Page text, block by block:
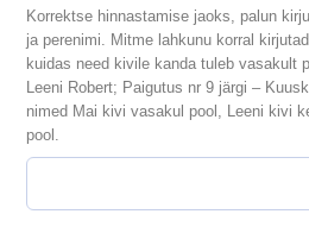
Korrektse hinnastamise jaoks, palun
ja perenimi. Mitme lahkunu korral
kuidas need kivile kanda tuleb vasakult
Leeni Robert; Paigutus nr 9 järgi –
nimed Mai kivi vasakul pool, Leeni kivi
pool.